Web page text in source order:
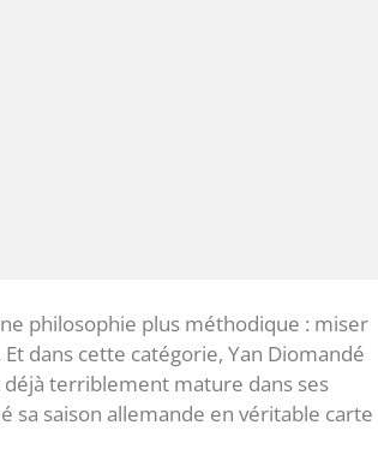
philosophie plus méthodique : miser
dans cette catégorie, Yan Diomandé
terriblement mature dans ses
sa saison allemande en véritable carte